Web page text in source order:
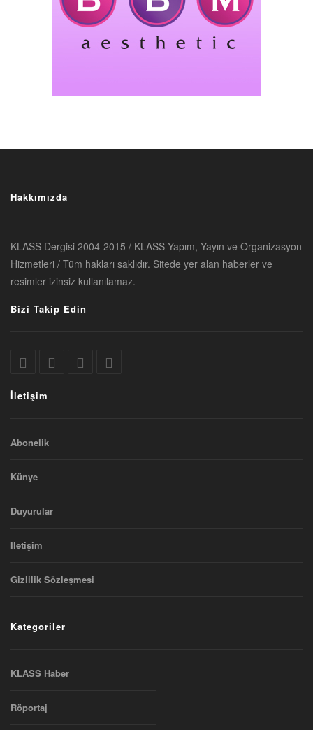
Hakkımızda
KLASS Dergisi 2004-2015 / KLASS Yapım, Yayın ve Organizasyon
Hizmetleri / Tüm hakları saklıdır. Sitede yer alan haberler ve
resimler izinsiz kullanılamaz.
Bizi Takip Edin
İletişim
Abonelik
Künye
Duyurular
Iletişim
Gizlilik Sözleşmesi
Kategoriler
KLASS Haber
Röportaj